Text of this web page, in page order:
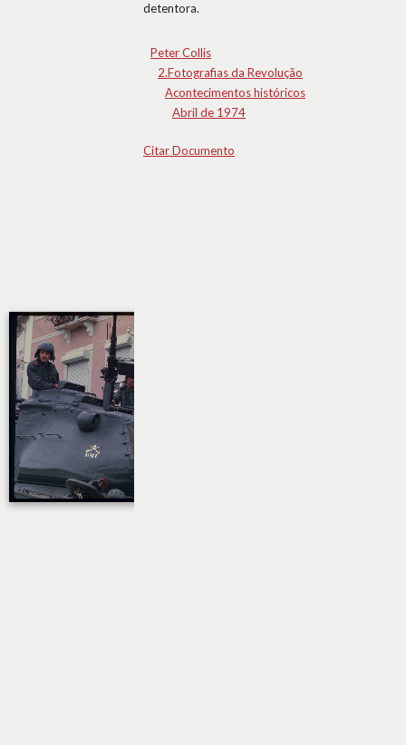
detentora.
Peter Collis
2.Fotografias da Revolução
Acontecimentos históricos
Abril de 1974
Citar Documento